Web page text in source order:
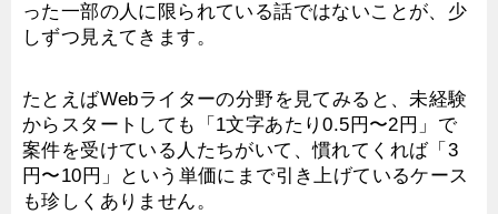
った一部の人に限られている話ではないことが、少
しずつ見えてきます。
たとえばWebライターの分野を見てみると、未経験
からスタートしても「1文字あたり0.5円〜2円」で
案件を受けている人たちがいて、慣れてくれば「3
円〜10円」という単価にまで引き上げているケース
も珍しくありません。